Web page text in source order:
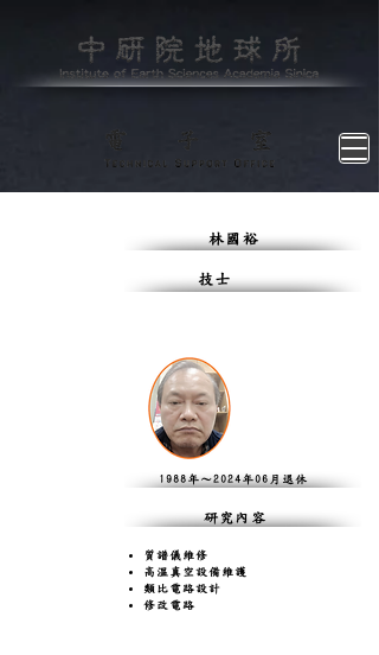
​林國裕
技士
1988年～2024年06月退休
研究內容
質譜儀維修
高溫真空設備維護
類比電路設計
修改電路​